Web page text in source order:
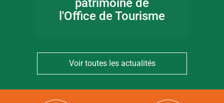
patrimoine de
l'Office de Tourisme
Voir toutes les actualités